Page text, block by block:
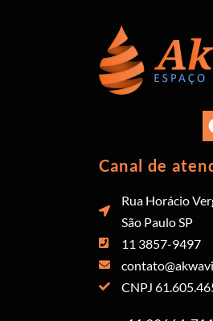
Canal de
Rua Horácio
São Paulo SP
11 3857-9497
CNPJ